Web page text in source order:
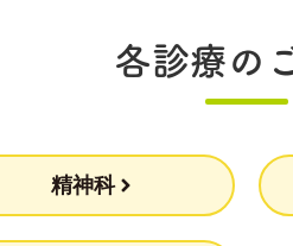
各診療の
精神科